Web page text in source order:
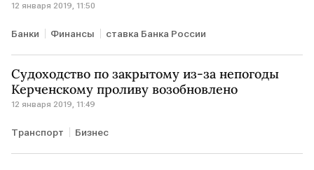
12 января 2019, 11:50
Банки Финансы ставка Банка России
Судоходство по закрытому из-за непогоды
Керченскому проливу возобновлено
12 января 2019, 11:49
Транспорт Бизнес